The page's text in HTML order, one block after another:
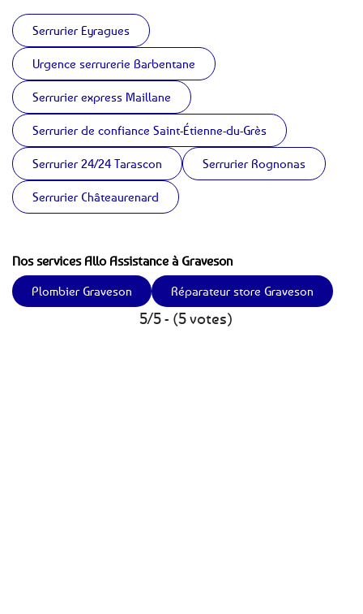
Serrurier Eyragues
Urgence serrurerie Barbentane
Serrurier express Maillane
Serrurier de confiance Saint-Étienne-du-Grès
Serrurier 24/24 Tarascon Serrurier Rognonas
Serrurier Châteaurenard
Nos services Allo Assistance à Graveson
Plombier Graveson Réparateur store Graveson
5/5 - (5 votes)